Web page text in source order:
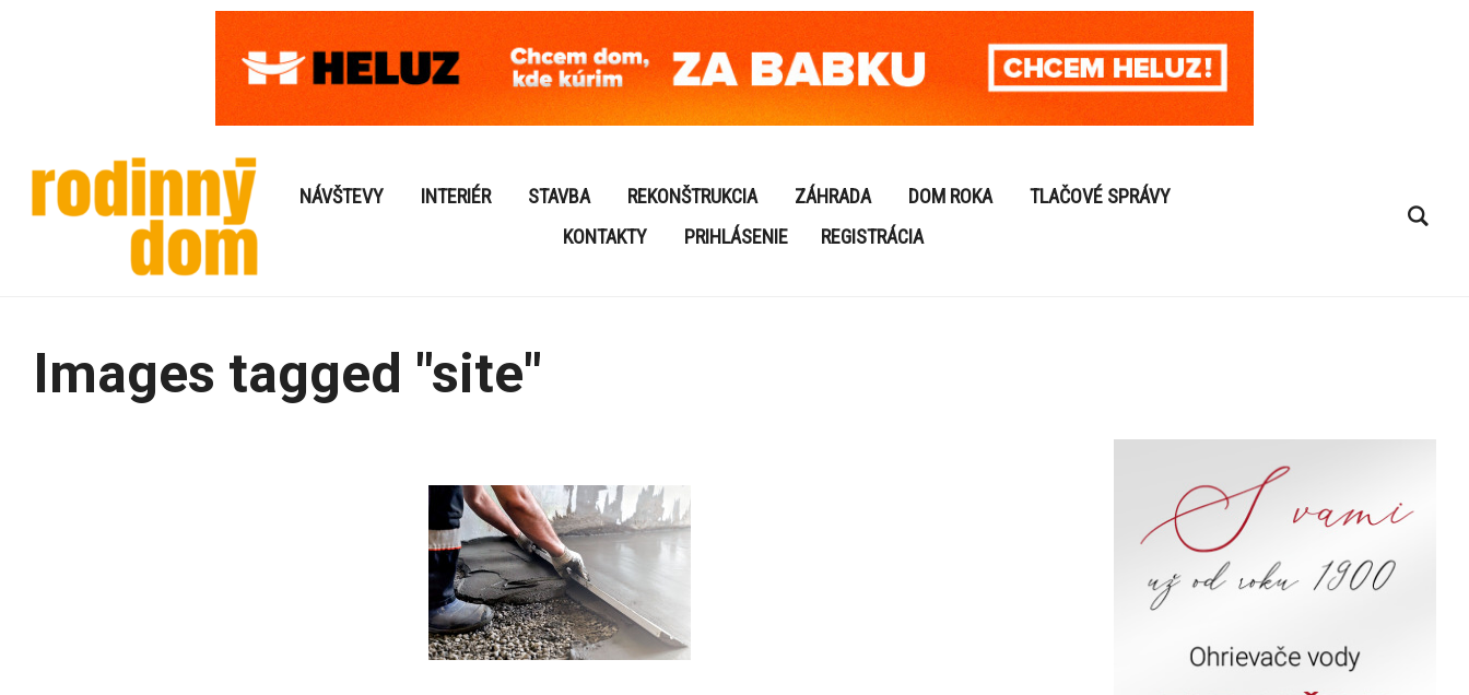
NÁVŠTEVY INTERIÉR STAVBA REKONŠTRUKCIA ZÁHRADA DOM ROKA
TLAČOVÉ SPRÁVY
KONTAKTY
PRIHLÁSENIE REGISTRÁCIA
Images tagged "site"